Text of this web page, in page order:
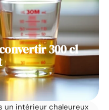
300 cl